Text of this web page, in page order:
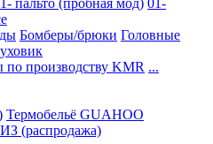
пальто (пробная мод) 01-
Бомберы/брюки Головные
по производству KMR ...
Термобельё GUAHOO
(распродажа)